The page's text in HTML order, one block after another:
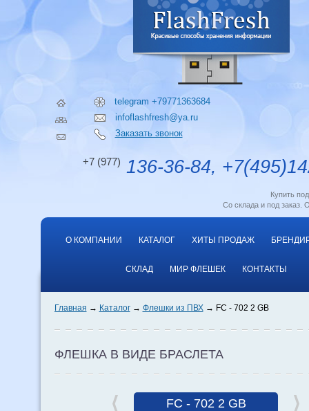
telegram +79771363684
infoflashfresh@ya.ru
Заказать звонок
+7 (977) 136-36-84,
Купить
Со склада и под заказ.
О КОМПАНИИ КАТАЛОГ ХИТЫ ПРОДАЖ
СКЛАД МИР ФЛЕШЕК КОНТАКТЫ
Главная Каталог Флешки из ПВХ FC - 702 2 GB
ФЛЕШКА В ВИДЕ БРАСЛЕТА
FC - 702 2 GB